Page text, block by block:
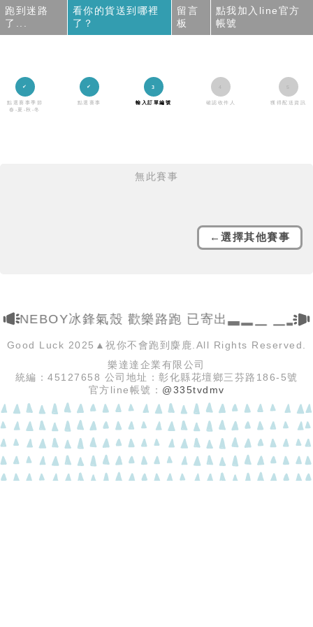
跑到迷路
了...
看你的貨送到哪裡
了？
留言
板
點我加入line官方
帳號
點選賽事季節
春-夏-秋-冬
點選賽事 輸入訂單編號 確認收件人 獲得配送資訊
無此賽事
←選擇其他賽事
冰鋒氣殼 歡樂路跑 已寄出▃▂▁ ▁▂▃
Good Luck 2025▲祝你不會跑到麋鹿.All Rights Reserved.
樂達達企業有限公司
統編：45127658 公司地址：彰化縣花壇鄉三芬路186-5號
官方line帳號： @335tvdmv